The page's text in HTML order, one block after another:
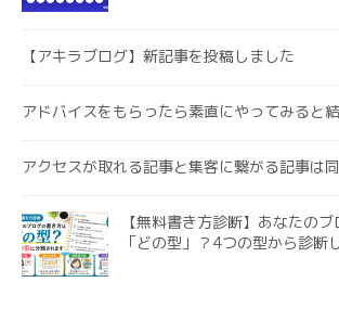
【アキラブログ】新記事を投稿しました
アドバイスをもらったら素直にやってみると
アクセスが取れる記事と集客に繋がる記事は
【無料書き方診断】あなたの
「どの型」？4つの型から診断